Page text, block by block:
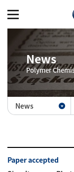
News
Polymer
News
Paper accepted